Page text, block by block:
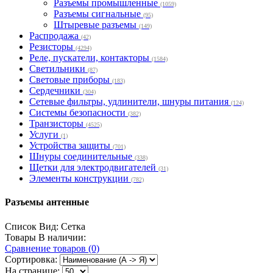
Разъемы промышленные (1059)
Разъемы сигнальные (95)
Штыревые разъемы (149)
Распродажа (42)
Резисторы (4294)
Реле, пускатели, контакторы (1584)
Светильники (87)
Световые приборы (183)
Сердечники (304)
Сетевые фильтры, удлинители, шнуры питания (124)
Системы безопасности (382)
Транзисторы (4525)
Услуги (1)
Устройства защиты (701)
Шнуры соединительные (338)
Щетки для электродвигателей (31)
Элементы конструкции (782)
Разъемы антенные
Список Вид: Сетка
Товары В наличии:
Сравнение товаров (0)
Сортировка:
На странице: